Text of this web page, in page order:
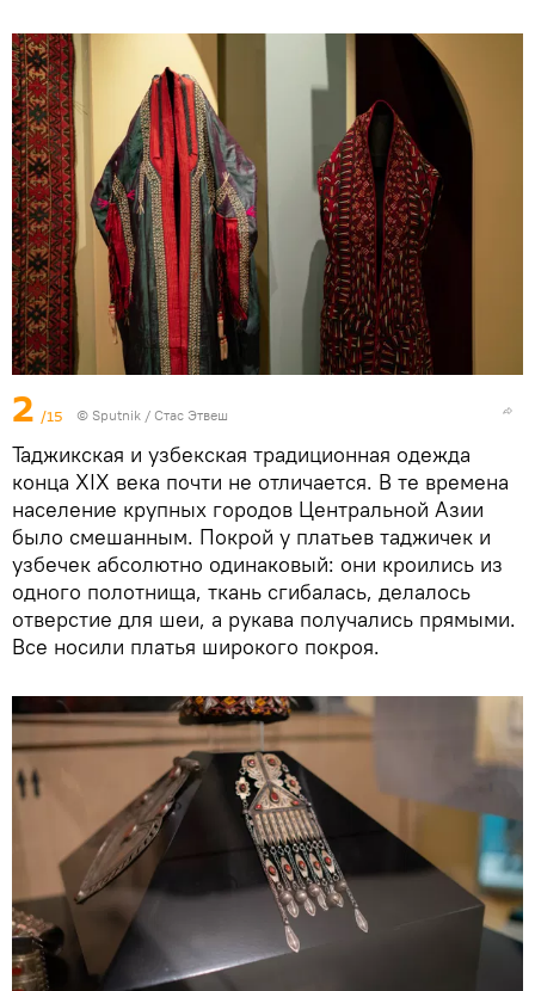
2 /15 © Sputnik / Стас Этвеш
Таджикская и узбекская традиционная одежда
конца XIX века почти не отличается. В те времена
население крупных городов Центральной Азии
было смешанным. Покрой у платьев таджичек и
узбечек абсолютно одинаковый: они кроились из
одного полотнища, ткань сгибалась, делалось
отверстие для шеи, а рукава получались прямыми.
Все носили платья широкого покроя.